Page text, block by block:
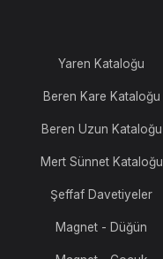
Yaren Kataloğu
Beren Kare Kataloğu
Beren Uzun Kataloğu
Mert Sünnet Kataloğu
Şeffaf Davetiyeler
Magnet - Düğün